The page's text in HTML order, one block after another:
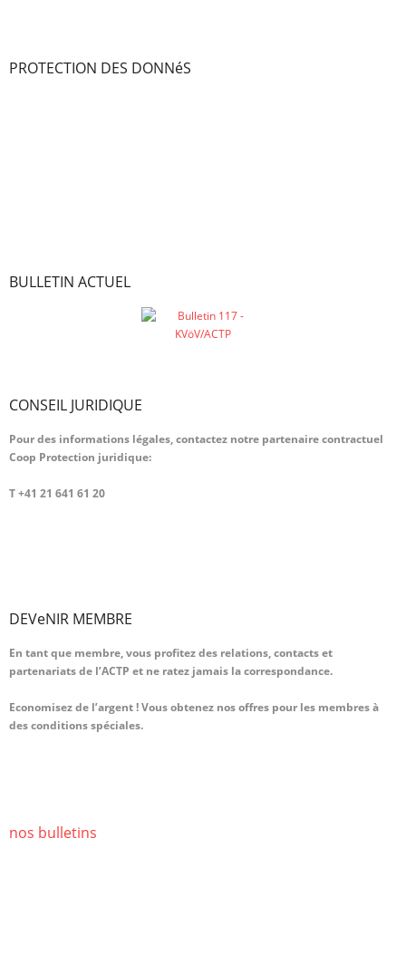
PROTECTION DES DONNéS
BULLETIN ACTUEL
CONSEIL JURIDIQUE
Pour des informations légales, contactez notre partenaire contractuel
Coop Protection juridique:
T +41 21 641 61 20
DEVeNIR MEMBRE
En tant que membre, vous profitez des relations, contacts et
partenariats de l’ACTP et ne ratez jamais la correspondance.
Economisez de l’argent ! Vous obtenez nos offres pour les membres à
des conditions spéciales.
nos bulletins